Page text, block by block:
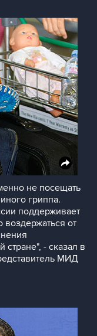
не посещать
гриппа.
поддерживает
от
стране", - сказал в
МИД